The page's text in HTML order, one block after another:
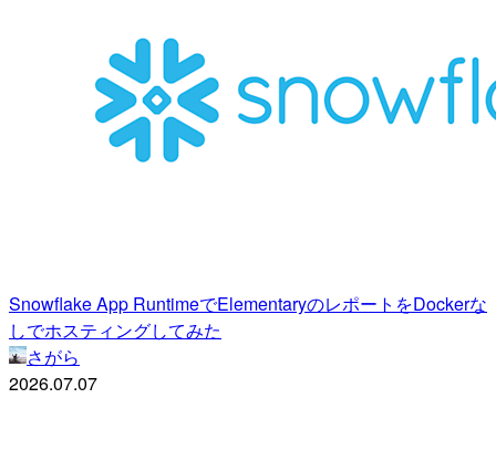
Snowflake App RuntimeでElementaryのレポートをDockerな
しでホスティングしてみた
さがら
2026.07.07